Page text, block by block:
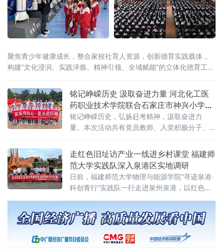
聚焦青少年健康成长，整合家校社育人资源，创新德育实践载体，
构建“文化浸润、实践淬炼、精神引领、全域赋能”的立体化德育工作
红色铸魂，厚植家
铭记峥嵘历史 汲取奋进力量 河北化工医
药职业技术学院联合石家庄市神兴小学打
造沉浸式红色思政课堂
铭记峥嵘历史，弘扬赶考精神，汲取奋进力
量。本次活动共有党员教师、入党积极分子、
手”校校红色共育为抓手，创新打造沉浸式红色
思政课堂，深入推进大中小学思政教育一体化
建设。活
走红色旧址访产业一线进乡村课堂 福建师
范大学实践队深入泉港区实地调研
日前，福建师范大学物理与能源学院“寻迹泉港·
科创青行”实践队一行走进泉州泉港，以红色溯
调研，在多元实践中读懂泉港发展脉络，交出
一份兼具专业特色与青年温度的实践答卷。